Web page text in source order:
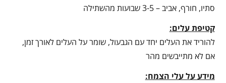
סתיו, חורף, אביב – 3-5 שבועות מהשתילה
קטיפת עלים:
להוריד את העלים יחד עם הגבעול, שומר על העלים לאורך זמן,
אם לא מתייבשים מהר
מידע על עלי הצמח: